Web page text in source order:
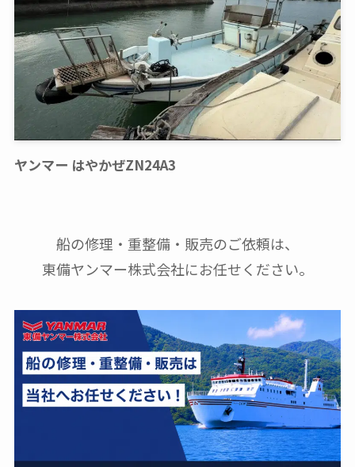
ヤンマー はやかぜZN24A3
船の修理・重整備・販売のご依頼は、
東備ヤンマー株式会社にお任せください。